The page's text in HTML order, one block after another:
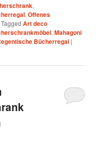
,
,Offenes
Tagged Art deco
,Mahagoni
Bücherregal |